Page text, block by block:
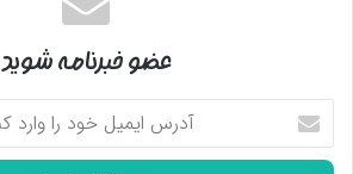
عضو خبرنامه شوید
آدرس
ایمیل
خود